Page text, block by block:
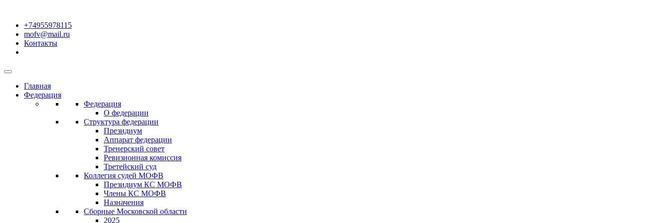
+74955978115
mofv@mail.ru
Контакты
Главная
Федерация
Федерация
О федерации
Структура федерации
Президиум
Аппарат федерации
Тренерский совет
Ревизионная комиссия
Третейский суд
Коллегия судей МОФВ
Президиум КС МОФВ
Члены КС МОФВ
Назначения
Сборные Московской области
2025